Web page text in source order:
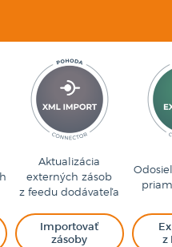
Aktualizácia
externých zásob
z feedu dodávateľa
Importovať
zásoby
z